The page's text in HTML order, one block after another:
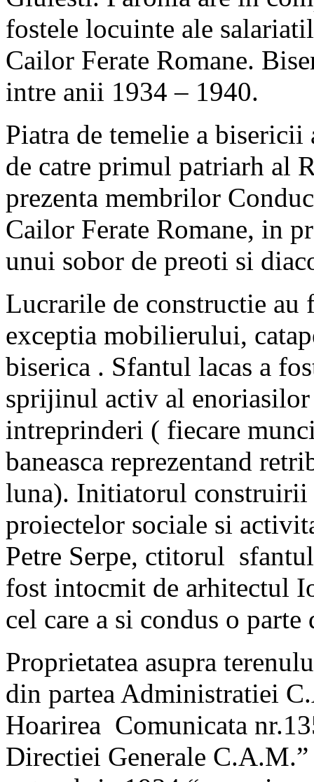
fostele locuinte ale
Cailor Ferate Romane.
intre anii 1934 – 1940.
Piatra de temelie a
de catre primul patriarh al
prezenta membrilor
Cailor Ferate Romane, in
unui sobor de preoti si
Lucrarile de constructie
exceptia mobilierului,
biserica . Sfantul lacas a
sprijinul activ al
intreprinderi ( fiecare
baneasca reprezentand
luna). Initiatorul
proiectelor sociale si
Petre Serpe, ctitorul
fost intocmit de arhitectul
cel care a si condus o
Proprietatea asupra
din partea Administratiei
Hoarirea Comunicata
Directiei Generale